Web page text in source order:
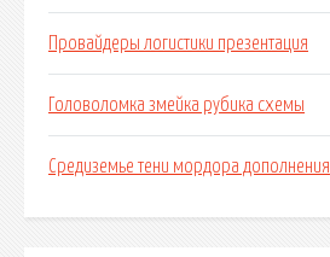
Провайдеры логистики презентация
Головоломка змейка рубика схемы
Средиземье тени мордора дополнения